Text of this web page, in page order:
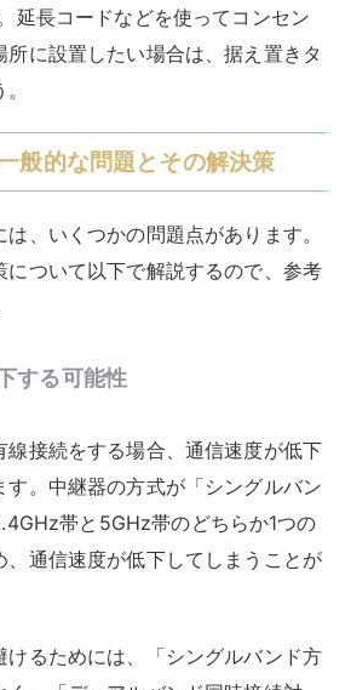
度向上は期待できない
線接続をすれば、通信の安定をはか
、根本的な速度の向上は期待できま
が速くなったように思えるでしょ
に戻っただけで、速度向上ではあ
利用する場合は、遅くなった速度を
になる可能性もある
大きな問題点として、有線接続する
可能性があります。この問題に関
下でご紹介する最適な設置場所も